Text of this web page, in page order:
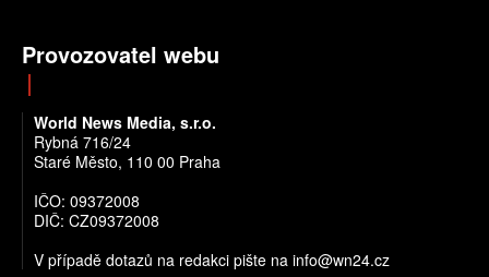
Provozovatel webu
World News Media, s.r.o.
Rybná 716/24
Staré Město, 110 00 Praha
IČO: 09372008
DIČ: CZ09372008
V případě dotazů na redakci pište na info@wn24.cz